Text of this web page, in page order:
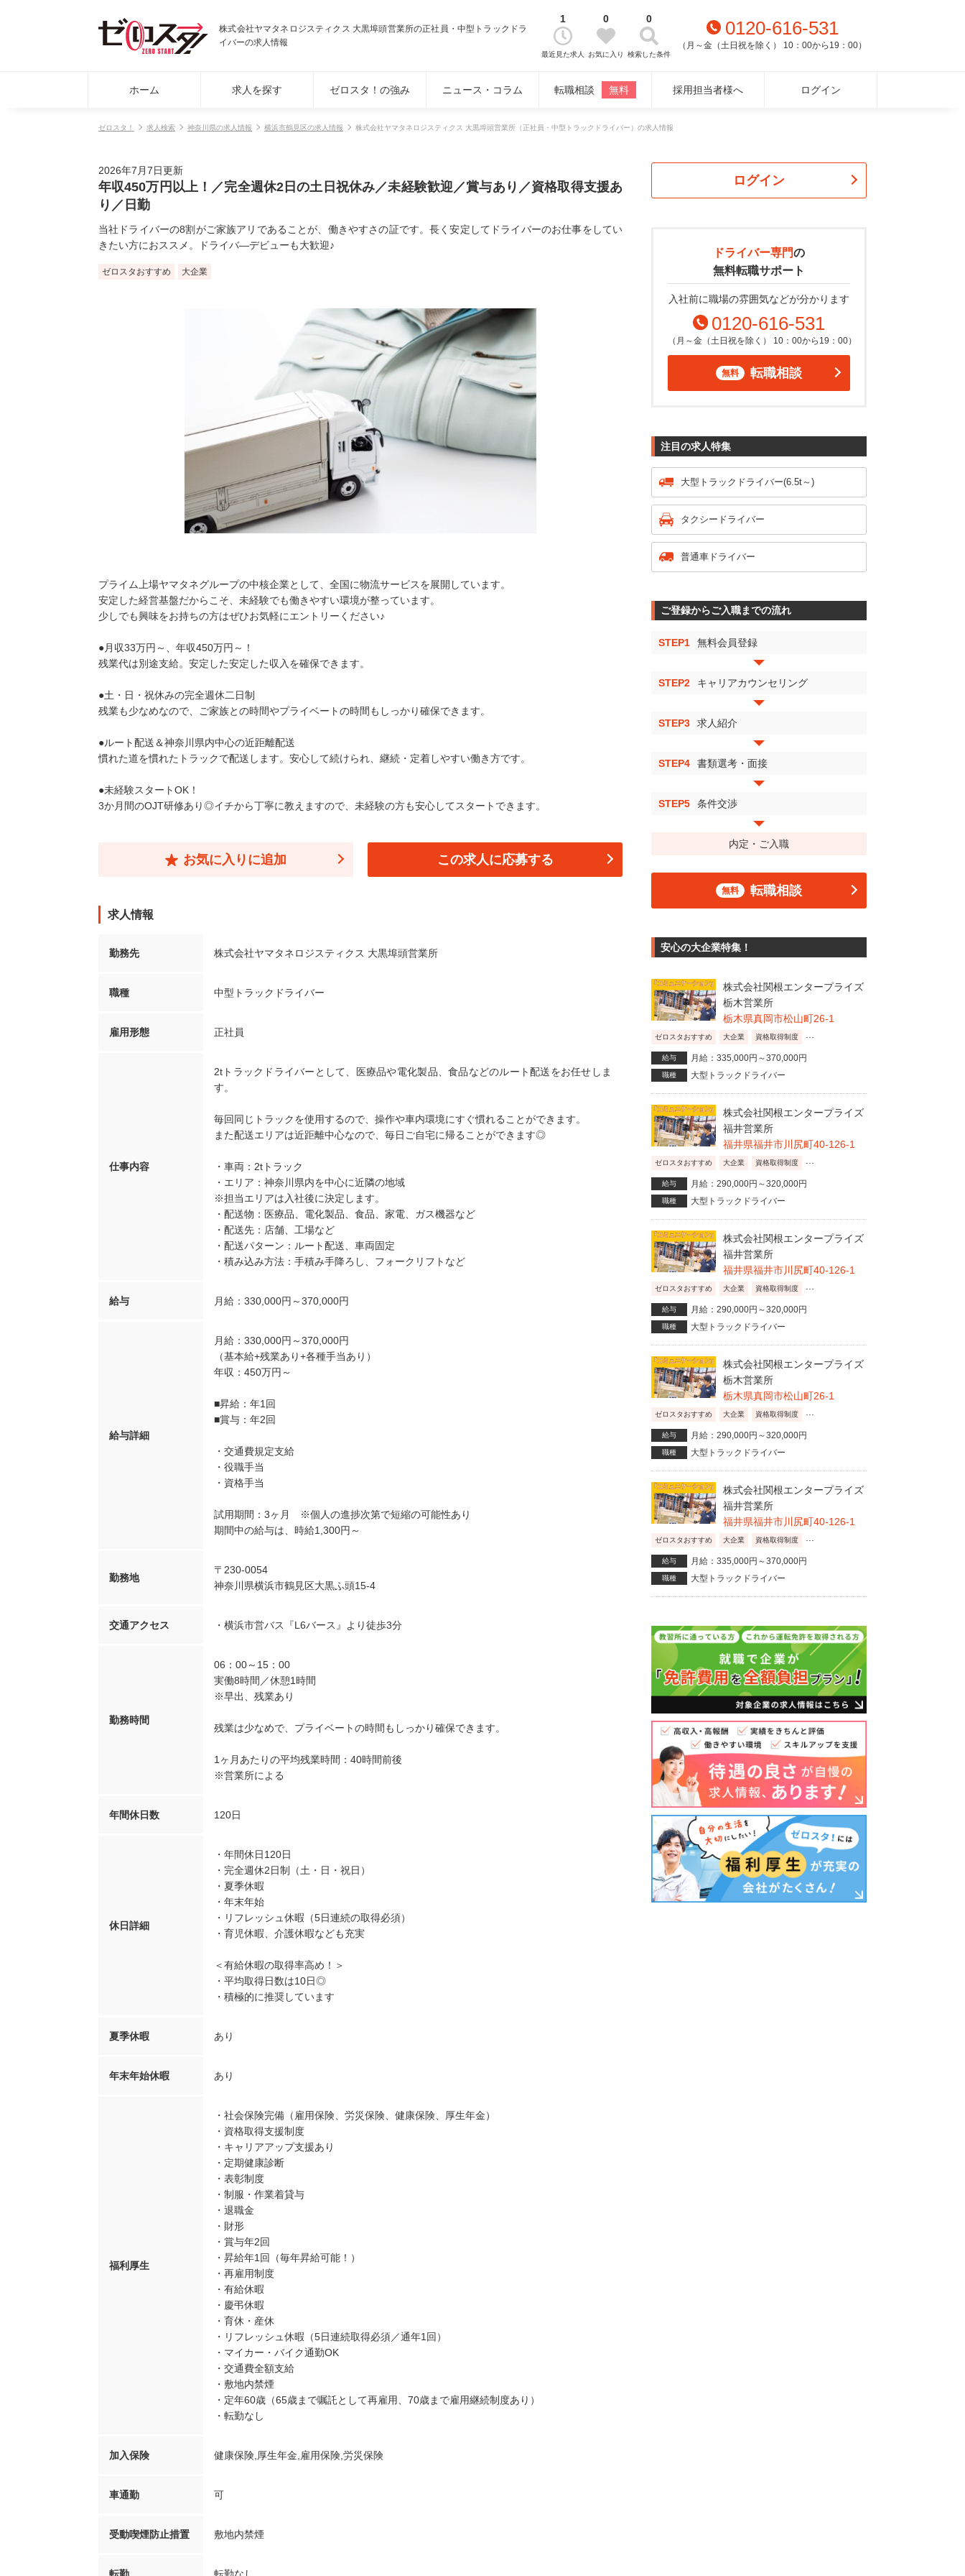
株式会社ヤマタネロジスティクス 大黒埠頭営業所の正社員・中型トラックドラ
イバーの求人情報
1
最近見た求人
0
お気に入り
0
検索した条件
0120-616-531
（月～金（土日祝を除く） 10：00から19：00）
ホーム 求人を探す ゼロスタ！の強み ニュース・コラム 転職相談 無料 採用担当者様へ ログイン
ゼロスタ！ 求人検索 神奈川県の求人情報 横浜市鶴見区の求人情報 株式会社ヤマタネロジスティクス 大黒埠頭営業所（正社員・中型トラックドライバー）の求人情報
2026年7月7日更新
年収450万円以上！／完全週休2日の土日祝休み／未経験歓迎／賞与あり／資格取得支援あ
り／日勤
当社ドライバーの8割がご家族アリであることが、働きやすさの証です。長く安定してドライバーのお仕事をしてい
きたい方におススメ。ドライバ―デビューも大歓迎♪
ゼロスタおすすめ 大企業
プライム上場ヤマタネグループの中核企業として、全国に物流サービスを展開しています。
安定した経営基盤だからこそ、未経験でも働きやすい環境が整っています。
少しでも興味をお持ちの方はぜひお気軽にエントリーください♪
●月収33万円～、年収450万円～！
残業代は別途支給。安定した安定した収入を確保できます。
●土・日・祝休みの完全週休二日制
残業も少なめなので、ご家族との時間やプライベートの時間もしっかり確保できます。
●ルート配送＆神奈川県内中心の近距離配送
慣れた道を慣れたトラックで配送します。安心して続けられ、継続・定着しやすい働き方です。
●未経験スタートOK！
3か月間のOJT研修あり◎イチから丁寧に教えますので、未経験の方も安心してスタートできます。
お気に入りに追加 この求人に応募する
求人情報
勤務先 株式会社ヤマタネロジスティクス 大黒埠頭営業所
職種 中型トラックドライバー
雇用形態 正社員
仕事内容
2tトラックドライバーとして、医療品や電化製品、食品などのルート配送をお任せしま
す。
毎回同じトラックを使用するので、操作や車内環境にすぐ慣れることができます。
また配送エリアは近距離中心なので、毎日ご自宅に帰ることができます◎
・車両：2tトラック
・エリア：神奈川県内を中心に近隣の地域
※担当エリアは入社後に決定します。
・配送物：医療品、電化製品、食品、家電、ガス機器など
・配送先：店舗、工場など
・配送パターン：ルート配送、車両固定
・積み込み方法：手積み手降ろし、フォークリフトなど
給与 月給：330,000円～370,000円
給与詳細
月給：330,000円～370,000円
（基本給+残業あり+各種手当あり）
年収：450万円～
■昇給：年1回
■賞与：年2回
・交通費規定支給
・役職手当
・資格手当
試用期間：3ヶ月 ※個人の進捗次第で短縮の可能性あり
期間中の給与は、時給1,300円～
勤務地
〒230-0054
神奈川県横浜市鶴見区大黒ふ頭15-4
交通アクセス ・横浜市営バス『L6バース』より徒歩3分
勤務時間
06：00～15：00
実働8時間／休憩1時間
※早出、残業あり
残業は少なめで、プライベートの時間もしっかり確保できます。
1ヶ月あたりの平均残業時間：40時間前後
※営業所による
年間休日数 120日
休日詳細
・年間休日120日
・完全週休2日制（土・日・祝日）
・夏季休暇
・年末年始
・リフレッシュ休暇（5日連続の取得必須）
・育児休暇、介護休暇なども充実
＜有給休暇の取得率高め！＞
・平均取得日数は10日◎
・積極的に推奨しています
夏季休暇 あり
年末年始休暇 あり
福利厚生
・社会保険完備（雇用保険、労災保険、健康保険、厚生年金）
・資格取得支援制度
・キャリアアップ支援あり
・定期健康診断
・表彰制度
・制服・作業着貸与
・退職金
・財形
・賞与年2回
・昇給年1回（毎年昇給可能！）
・再雇用制度
・有給休暇
・慶弔休暇
・育休・産休
・リフレッシュ休暇（5日連続取得必須／通年1回）
・マイカー・バイク通勤OK
・交通費全額支給
・敷地内禁煙
・定年60歳（65歳まで嘱託として再雇用、70歳まで雇用継続制度あり）
・転勤なし
加入保険 健康保険,厚生年金,雇用保険,労災保険
車通勤 可
受動喫煙防止措置 敷地内禁煙
転勤 転勤なし
ログイン
ドライバー専門の
無料転職サポート
入社前に職場の雰囲気などが分かります
0120-616-531
（月～金（土日祝を除く） 10：00から19：00）
無料 転職相談
注目の求人特集
大型トラックドライバー(6.5t～)
タクシードライバー
普通車ドライバー
ご登録からご入職までの流れ
STEP1 無料会員登録
STEP2 キャリアカウンセリング
STEP3 求人紹介
STEP4 書類選考・面接
STEP5 条件交渉
内定・ご入職
無料 転職相談
安心の大企業特集！
株式会社関根エンタープライズ
栃木営業所
栃木県真岡市松山町26-1
ゼロスタおすすめ 大企業 資格取得制度
給与 月給：335,000円～370,000円
職種 大型トラックドライバー
株式会社関根エンタープライズ
福井営業所
福井県福井市川尻町40-126-1
ゼロスタおすすめ 大企業 資格取得制度
給与 月給：290,000円～320,000円
職種 大型トラックドライバー
株式会社関根エンタープライズ
福井営業所
福井県福井市川尻町40-126-1
ゼロスタおすすめ 大企業 資格取得制度
給与 月給：290,000円～320,000円
職種 大型トラックドライバー
株式会社関根エンタープライズ
栃木営業所
栃木県真岡市松山町26-1
ゼロスタおすすめ 大企業 資格取得制度
給与 月給：290,000円～320,000円
職種 大型トラックドライバー
株式会社関根エンタープライズ
福井営業所
福井県福井市川尻町40-126-1
ゼロスタおすすめ 大企業 資格取得制度
給与 月給：335,000円～370,000円
職種 大型トラックドライバー